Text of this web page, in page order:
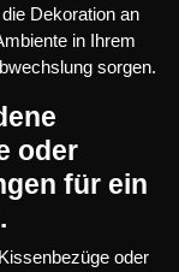
Dekoration an
in Ihrem
sorgen.
oder
für ein
oder